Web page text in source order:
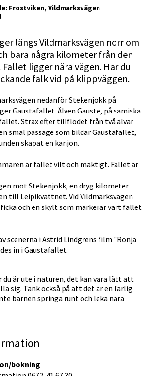
Frostviken, Vildmarksvägen
längs Vildmarksvägen norr om
bara några kilometer från den
Fallet ligger nära vägen. Har du
falk vid på klippväggen.
nedanför Stekenjokk på
Gaustafallet. Älven Gauste, på samiska
Strax efter tillflödet från två älvar
smal passage som bildar Gaustafallet,
skapat en kanjon.
är fallet vilt och mäktigt. Fallet är
mot Stekenjokk, en dryg kilometer
till Leipikvattnet. Vid Vildmarksvägen
och en skylt som markerar vart fallet
scenerna i Astrid Lindgrens film "Ronja
in i Gaustafallet.
du är ute i naturen, det kan vara lätt att
sig. Tänk också på att det är en farlig
barnen springa runt och leka nära
bokning